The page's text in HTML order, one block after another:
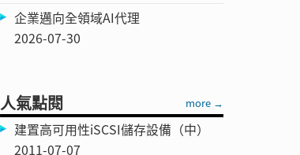
企業邁向全領域AI代理
2026-07-30
人氣點閱 more →
建置高可用性iSCSI儲存設備（中）
2011-07-07